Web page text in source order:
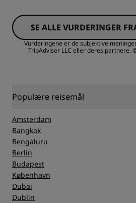
Verdi
Sted
Renslighet
Service
SE ALLE VURDERINGER
Vurderingene er de subjektive
TripAdvisor LLC eller deres partnere.
Populære reisemål
Amsterdam
Bangkok
Bengaluru
Berlin
Budapest
København
Dubai
Dublin